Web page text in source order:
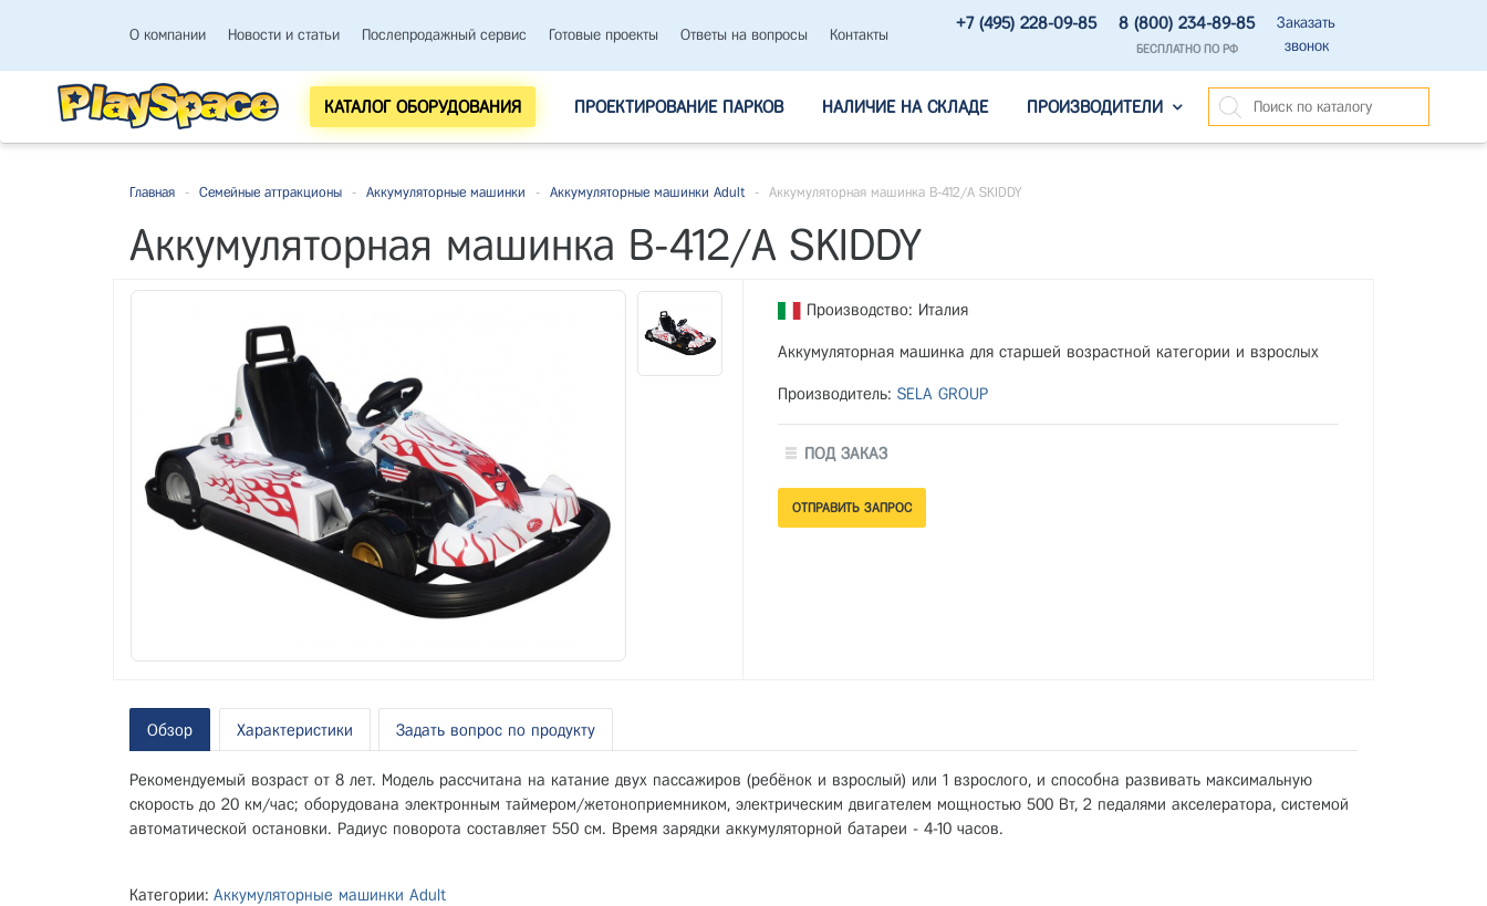
О компании Новости и статьи Послепродажный сервис Готовые проекты Ответы на вопросы Контакты
+7 (495) 228-09-85 8 (800) 234-89-85
БЕСПЛАТНО ПО РФ
Заказать
звонок
КАТАЛОГ ОБОРУДОВАНИЯ ПРОЕКТИРОВАНИЕ ПАРКОВ НАЛИЧИЕ НА СКЛАДЕ ПРОИЗВОДИТЕЛИ
Главная - Семейные аттракционы - Аккумуляторные машинки - Аккумуляторные машинки Adult - Аккумуляторная машинка B-412/А SKIDDY
Аккумуляторная машинка B-412/А SKIDDY
Производство: Италия
Аккумуляторная машинка для старшей возрастной категории и взрослых
Производитель: SELA GROUP
ПОД ЗАКАЗ
Обзор Характеристики Задать вопрос по продукту
Рекомендуемый возраст от 8 лет. Модель рассчитана на катание двух пассажиров (ребёнок и взрослый) или 1 взрослого, и способна развивать максимальную
скорость до 20 км/час; оборудована электронным таймером/жетоноприемником, электрическим двигателем мощностью 500 Вт, 2 педалями акселератора, системой
автоматической остановки. Радиус поворота составляет 550 см. Время зарядки аккумуляторной батареи - 4-10 часов.
Категории: Аккумуляторные машинки Adult